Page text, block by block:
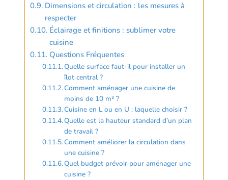
Dimensions et circulation : les mesures à
respecter
Éclairage et finitions : sublimer votre
cuisine
Questions Fréquentes
Quelle surface faut-il pour installer un
îlot central ?
Comment aménager une cuisine de
moins de 10 m² ?
Cuisine en L ou en U : laquelle choisir ?
Quelle est la hauteur standard d’un plan
de travail ?
Comment améliorer la circulation dans
une cuisine ?
Quel budget prévoir pour aménager une
cuisine ?